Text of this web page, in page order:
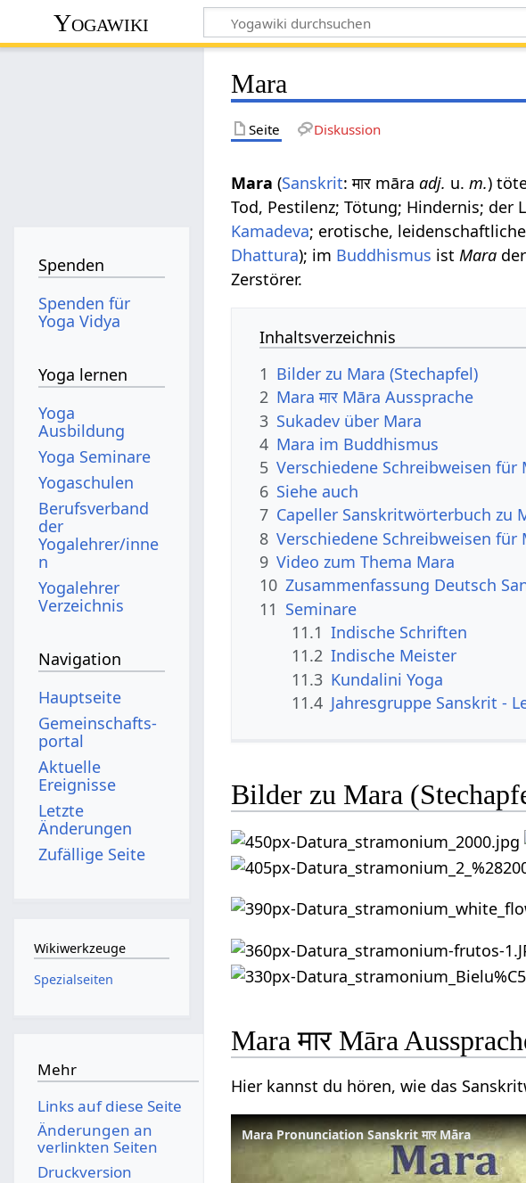
Yogawiki
Mara
Seite Diskussion
Mara (Sanskrit: मार māraadj. u.m.)
Tod, Pestilenz; Tötung; Hindernis; der
Kamadeva; erotische,
Dhattura); im Buddhismus ist Mara
Zerstörer.
Inhaltsverzeichnis
1 Bilder zu Mara (Stechapfel)
2 Mara मार Māra Aussprache
3 Sukadev über Mara
4 Mara im Buddhismus
5 Verschiedene Schreibweisen für
6 Siehe auch
7 Capeller Sanskritwörterbuch zu
8 Verschiedene Schreibweisen für
9 Video zum Thema Mara
10 Zusammenfassung Deutsch
11 Seminare
11.1 Indische Schriften
11.2 Indische Meister
11.3 Kundalini Yoga
11.4 Jahresgruppe Sanskrit -
Bilder zu Mara
Mara मार Māra
Hier kannst du hören, wie das
Mara Pronunciation Sanskrit मार Māra
Spenden
Spenden für
Yoga Vidya
Yoga lernen
Yoga
Ausbildung
Yoga Seminare
Yogaschulen
Berufsverband
der
Yogalehrer/inne
n
Yogalehrer
Verzeichnis
Navigation
Hauptseite
Gemeinschafts­
portal
Aktuelle
Ereignisse
Letzte
Änderungen
Zufällige Seite
Wikiwerkzeuge
Spezialseiten
Mehr
Links auf diese Seite
Änderungen an
verlinkten Seiten
Druckversion